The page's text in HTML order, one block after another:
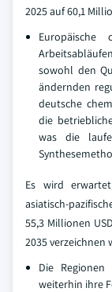
2025 auf 60,1
Europäische
sowohl den
ändernden
deutsche
die
was die
Es wird
asiatisch-
55,3 Millionen
2035 verzeichnen
Die Regionen
weiterhin ihre